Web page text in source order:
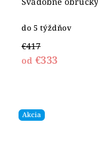
do 5 týždňov
€417
od €333
Akcia